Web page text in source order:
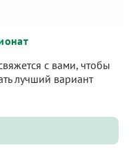
с вами, чтобы
лучший вариант